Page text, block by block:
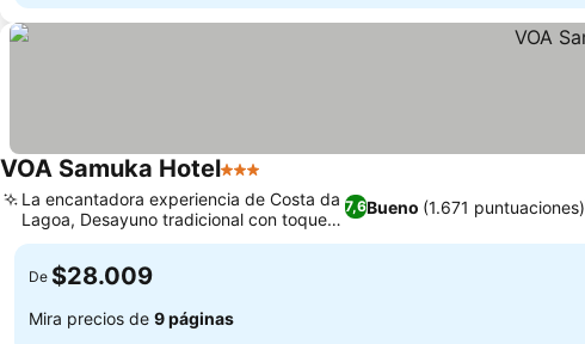
VOA Samuka Hotel3 Estrellas
7,6Bueno (1.671 puntuaciones)
La encantadora experiencia de Costa da
Lagoa, Desayuno tradicional con toque
local
De $28.009
Mira precios de 9 páginas